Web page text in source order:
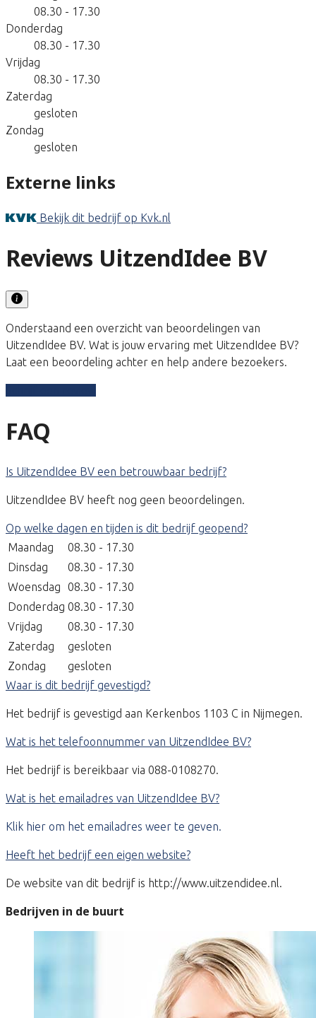
08.30 - 17.30
Donderdag
08.30 - 17.30
Vrijdag
08.30 - 17.30
Zaterdag
gesloten
Zondag
gesloten
Externe links
Bekijk dit bedrijf op Kvk.nl
Reviews UitzendIdee BV
Onderstaand een overzicht van beoordelingen van
UitzendIdee BV. Wat is jouw ervaring met UitzendIdee BV?
Laat een beoordeling achter en help andere bezoekers.
FAQ
Is UitzendIdee BV een betrouwbaar bedrijf?
UitzendIdee BV heeft nog geen beoordelingen.
Op welke dagen en tijden is dit bedrijf geopend?
Maandag
08.30 - 17.30
Dinsdag
08.30 - 17.30
Woensdag
08.30 - 17.30
Donderdag 08.30 - 17.30
Vrijdag
08.30 - 17.30
Zaterdag
gesloten
Zondag
gesloten
Waar is dit bedrijf gevestigd?
Het bedrijf is gevestigd aan Kerkenbos 1103 C in Nijmegen.
Wat is het telefoonnummer van UitzendIdee BV?
Het bedrijf is bereikbaar via 088-0108270.
Wat is het emailadres van UitzendIdee BV?
Klik hier om het emailadres weer te geven.
Heeft het bedrijf een eigen website?
De website van dit bedrijf is http://www.uitzendidee.nl.
Bedrijven in de buurt